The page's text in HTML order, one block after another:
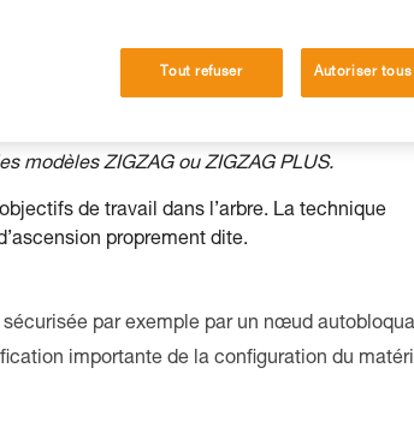
Il peut en exister d’autres que
modèles ZIGZAG ou ZIGZAG PLUS.
de travail dans l’arbre. La technique
proprement dite.
sécurisée par exemple par un nœud
importante de la configuration du
Tout refuser Autoriser